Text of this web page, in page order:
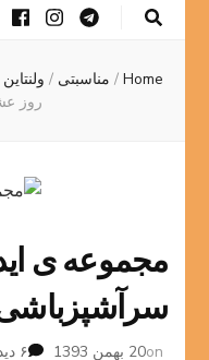
Home
/ مناسبتی/
روز
مجموعه ی
on20 بهمن 1393 ۶ دیدگاه